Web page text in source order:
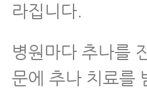
라집니다.
병원마다 추나를
문에 추나 치료를